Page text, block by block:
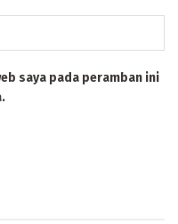
saya pada peramban ini